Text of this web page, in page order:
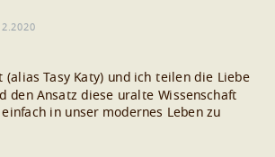
(alias Tasy Katy) und ich teilen die Liebe
den Ansatz diese uralte Wissenschaft
in unser modernes Leben zu